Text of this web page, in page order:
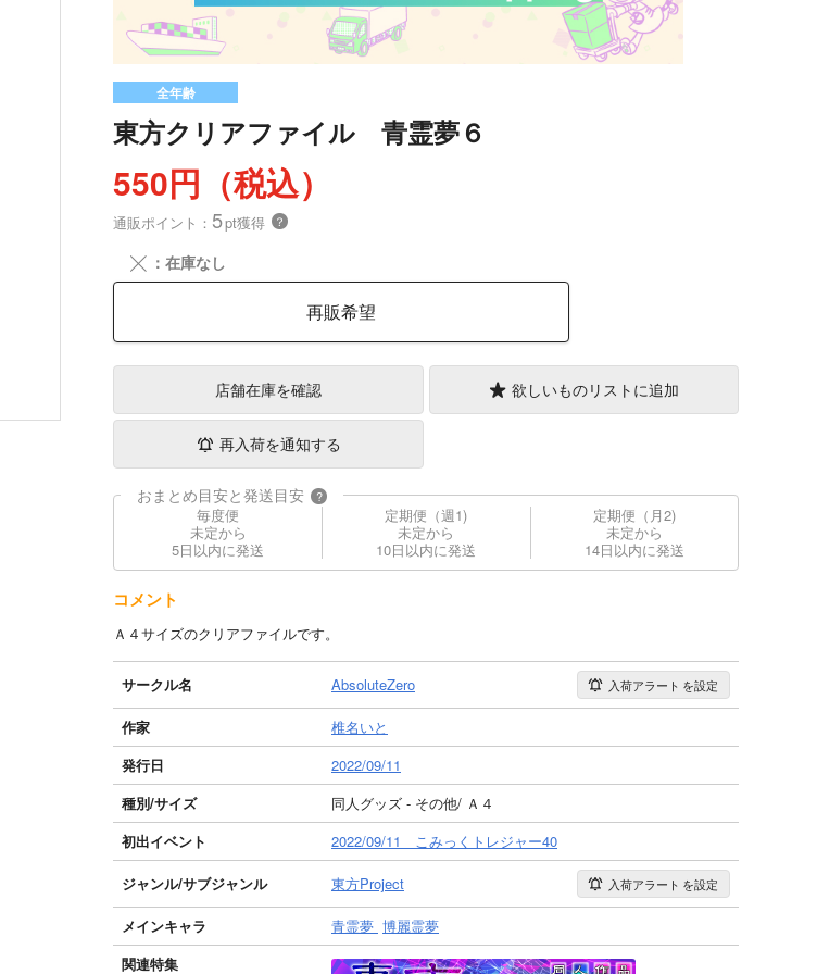
全年齢
東方クリアファイル 青霊夢６
550円（税込）
通販ポイント： 5pt獲得 ？
╳ ：在庫なし
再販希望
店舗在庫を確認 欲しいものリストに追加
再入荷を通知する
おまとめ目安と発送目安 ?
毎度便
未定から
5日以内に発送
定期便（週1)
未定から
10日以内に発送
定期便（月2)
未定から
14日以内に発送
コメント
Ａ４サイズのクリアファイルです。
サークル名 AbsoluteZero 入荷アラート を設定
作家
椎名いと
発行日
2022/09/11
種別/サイズ
同人グッズ - その他/ Ａ４
初出イベント
2022/09/11 こみっくトレジャー40
ジャンル/サブジャンル 東方Project 入荷アラート を設定
メインキャラ 青霊夢 博麗霊夢
関連特集